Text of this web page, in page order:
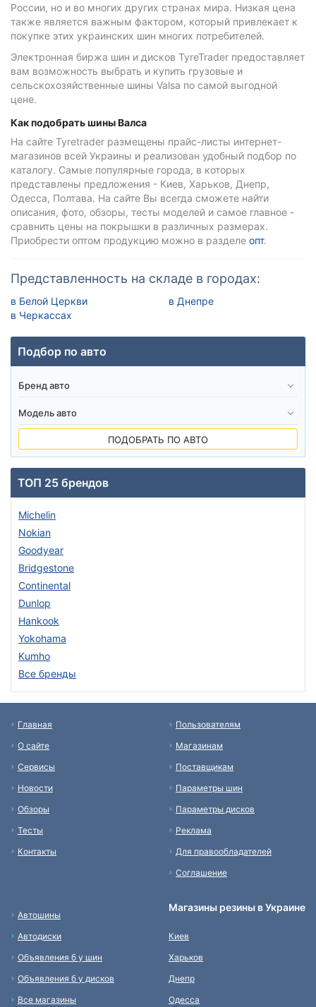
России, но и во многих других странах мира. Низкая цена
также является важным фактором, который привлекает к
покупке этих украинских шин многих потребителей.
Электронная биржа шин и дисков TyreTrader предоставляет
вам возможность выбрать и купить грузовые и
сельскохозяйственные шины Valsa по самой выгодной
цене.
Как подобрать шины Валса
На сайте Tyretrader размещены прайс-листы интернет-
магазинов всей Украины и реализован удобный подбор по
каталогу. Самые популярные города, в которых
представлены предложения - Киев, Харьков, Днепр,
Одесса, Полтава. На сайте Вы всегда сможете найти
описания, фото, обзоры, тесты моделей и самое главное -
сравнить цены на покрышки в различных размерах.
Приобрести оптом продукцию можно в разделе опт.
Представленность на складе в городах:
в Белой Церкви
в Днепре
в Черкассах
Подбор по авто
ПОДОБРАТЬ ПО АВТО
ТОП 25 брендов
Michelin
Nokian
Goodyear
Bridgestone
Continental
Dunlop
Hankook
Yokohama
Kumho
Все бренды
Главная
О сайте
Сервисы
Новости
Обзоры
Тесты
Контакты
Пользователям
Магазинам
Поставщикам
Параметры шин
Параметры дисков
Реклама
Для правообладателей
Соглашение
Автошины
Автодиски
Объявления б у шин
Объявления б у дисков
Все магазины
Магазины резины в Украине
Киев
Харьков
Днепр
Одесса